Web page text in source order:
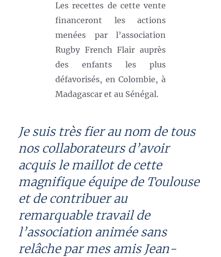
Les recettes de cette vente
financeront les actions
menées par l’association
Rugby French Flair auprès
des enfants les plus
défavorisés, en Colombie, à
Madagascar et au Sénégal.
Je suis très fier au nom de tous
nos collaborateurs d’avoir
acquis le maillot de cette
magnifique équipe de Toulouse
et de contribuer au
remarquable travail de
l’association animée sans
relâche par mes amis Jean-